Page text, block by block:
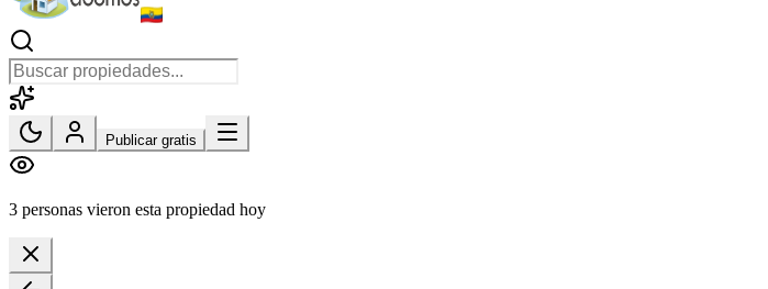
Publicar gratis
3 personas vieron esta propiedad hoy